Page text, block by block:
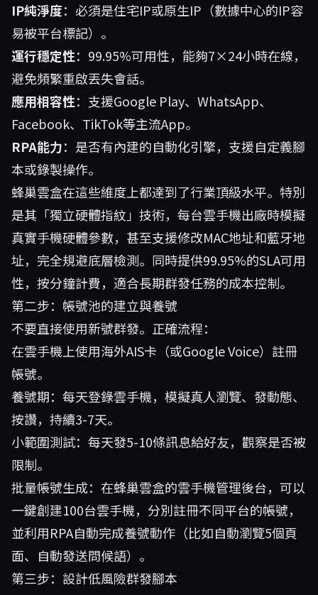
IP純淨度：必須是住宅IP或原生IP（數據中心的IP容
易被平台標記）。
運行穩定性：99.95%可用性，能夠7×24小時在線，
避免頻繁重啟丟失會話。
應用相容性：支援Google Play、WhatsApp、
Facebook、TikTok等主流App。
RPA能力：是否有內建的自動化引擎，支援自定義腳
本或錄製操作。
蜂巢雲盒在這些維度上都達到了行業頂級水平。特別
是其「獨立硬體指紋」技術，每台雲手機出廠時模擬
真實手機硬體參數，甚至支援修改MAC地址和藍牙地
址，完全規避底層檢測。同時提供99.95%的SLA可用
性，按分鐘計費，適合長期群發任務的成本控制。
第二步：帳號池的建立與養號
不要直接使用新號群發。正確流程：
在雲手機上使用海外AIS卡（或Google Voice）註冊
帳號。
養號期：每天登錄雲手機，模擬真人瀏覽、發動態、
按讚，持續3-7天。
小範圍測試：每天發5-10條訊息給好友，觀察是否被
限制。
批量帳號生成：在蜂巢雲盒的雲手機管理後台，可以
一鍵創建100台雲手機，分別註冊不同平台的帳號，
並利用RPA自動完成養號動作（比如自動瀏覽5個頁
面、自動發送問候語）。
第三步：設計低風險群發腳本